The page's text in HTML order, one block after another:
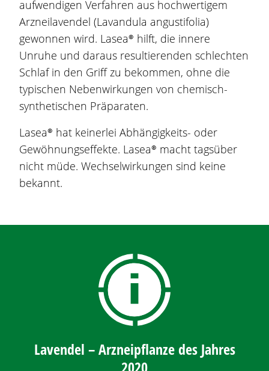
aufwendigen Verfahren aus hochwertigem
Arzneilavendel (Lavandula angustifolia)
gewonnen wird. Lasea® hilft, die innere
Unruhe und daraus resultierenden schlechten
Schlaf in den Griff zu bekommen, ohne die
typischen Nebenwirkungen von chemisch-
synthetischen Präparaten.
Lasea® hat keinerlei Abhängigkeits- oder
Gewöhnungseffekte. Lasea® macht tagsüber
nicht müde. Wechselwirkungen sind keine
bekannt.
Lavendel – Arzneipflanze des Jahres